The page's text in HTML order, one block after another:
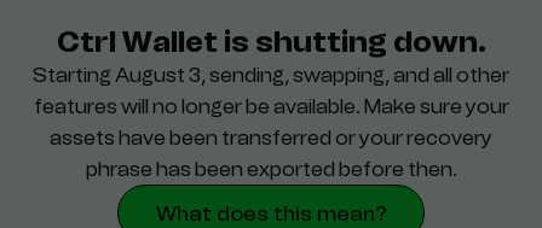
Ctrl Wallet is shutting down.
Starting August 3, sending, swapping, and all other
features will no longer be available. Make sure your
assets have been transferred or your recovery
phrase has been exported before then.
What does this mean?
Configurações
Segurança